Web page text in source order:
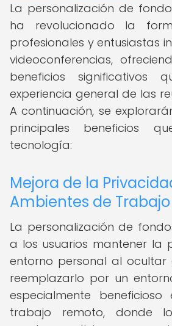
La personalización de
ha revolucionado la
profesionales y entusiastas
videoconferencias,
beneficios significativos
experiencia general de las
A continuación, se
principales beneficios
tecnología:
Mejora de la
Ambientes de
La personalización de
a los usuarios mantener la
entorno personal al
reemplazarlo por un
especialmente
trabajo remoto, donde